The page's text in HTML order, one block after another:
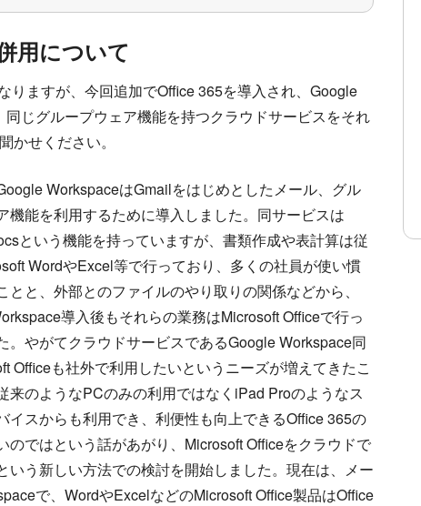
用について
りますが、今回追加でOffice 365を導入され、Google
じグループウェア機能を持つクラウドサービスをそれ
かせください。
WorkspaceはGmailをはじめとしたメール、グル
機能を利用するために導入しました。同サービスは
という機能を持っていますが、書類作成や表計算は従
WordやExcel等で行っており、多くの社員が使い慣
とと、外部とのファイルのやり取りの関係などから、
導入後もそれらの業務はMicrosoft Officeで行っ
。やがてクラウドサービスであるGoogle Workspace同
Officeも社外で利用したいというニーズが増えてきたこ
来のようなPCのみの利用ではなくiPad Proのようなス
イスからも利用でき、利便性も向上できるOffice 365の
のではという話があがり、Microsoft Officeをクラウドで
いう新しい方法での検討を開始しました。現在は、メー
で、WordやExcelなどのMicrosoft Office製品はOffice